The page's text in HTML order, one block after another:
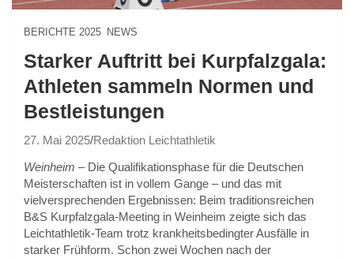
BERICHTE 2025 NEWS
Starker Auftritt bei Kurpfalzgala:
Athleten sammeln Normen und
Bestleistungen
27. Mai 2025 Redaktion Leichtathletik
Weinheim – Die Qualifikationsphase für die Deutschen
Meisterschaften ist in vollem Gange – und das mit
vielversprechenden Ergebnissen: Beim traditionsreichen
B&S Kurpfalzgala-Meeting in Weinheim zeigte sich das
Leichtathletik-Team trotz krankheitsbedingter Ausfälle in
starker Frühform. Schon zwei Wochen nach der